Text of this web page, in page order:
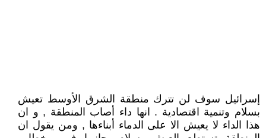
إسرائيل سوف لن تترك منطقة الشرق الأوسط تعيش
بسلام وتنمية اقتصادية . انها داء أصاب المنطقة , و ان
هذا الداء لا يعيش الا على الدماء أبناءها , ومن يقول ان